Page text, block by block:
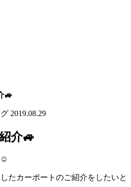
🚙
2019.08.29
介🚙
☺
たカーポートのご紹介をしたいと